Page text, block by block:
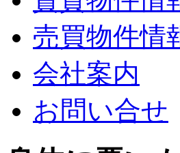
売買物件情
会社案内
お問い合せ